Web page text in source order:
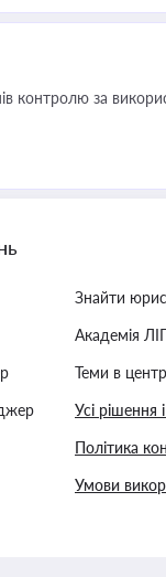
контролю за
Знайти
Академія
Теми в
Усі рішення
Політика
Умови